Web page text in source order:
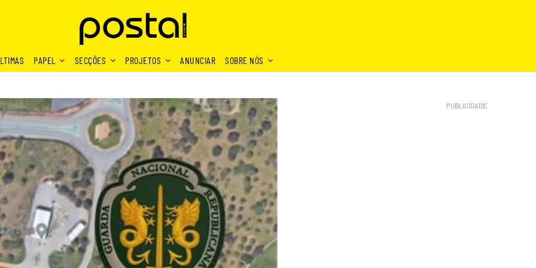
PAPEL SECÇÕES PROJETOS ANUNCIAR SOBRE NÓS